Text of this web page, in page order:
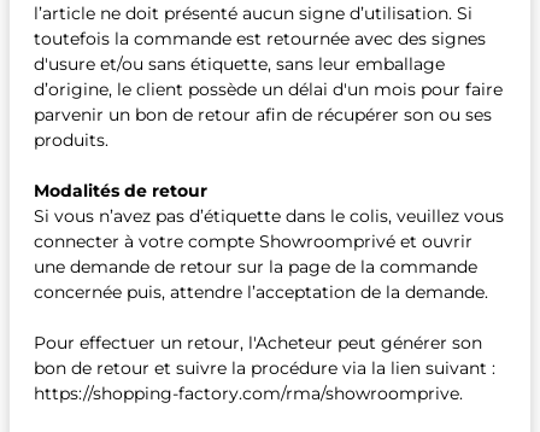
l’article ne doit présenté aucun signe d’utilisation. Si
toutefois la commande est retournée avec des signes
d'usure et/ou sans étiquette, sans leur emballage
d’origine, le client possède un délai d'un mois pour faire
parvenir un bon de retour afin de récupérer son ou ses
produits.
Modalités de retour
Si vous n’avez pas d’étiquette dans le colis, veuillez vous
connecter à votre compte Showroomprivé et ouvrir
une demande de retour sur la page de la commande
concernée puis, attendre l’acceptation de la demande.
Pour effectuer un retour, l'Acheteur peut générer son
bon de retour et suivre la procédure via la lien suivant :
https://shopping-factory.com/rma/showroomprive.